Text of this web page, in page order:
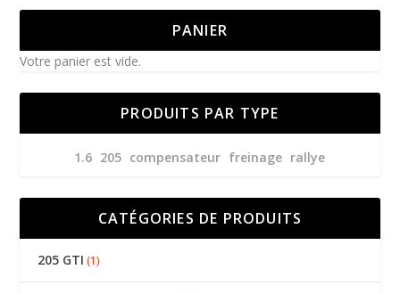
PANIER
Votre panier est vide.
PRODUITS PAR TYPE
1.6 205 compensateur freinage rallye
CATÉGORIES DE PRODUITS
205 GTI (1)